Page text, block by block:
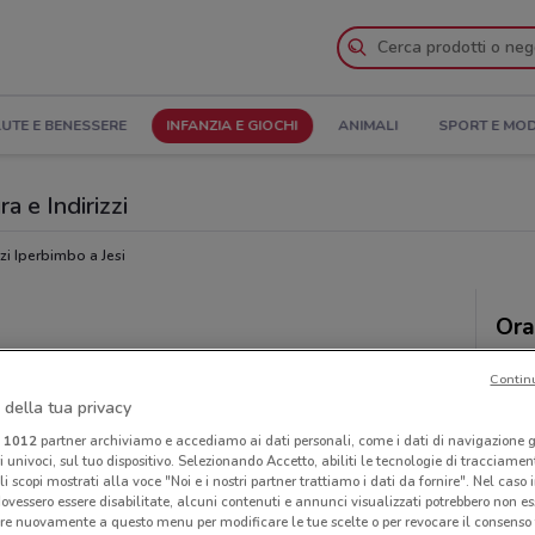
E BENESSERE INFANZIA E GIOCHI ANIMALI SPORT E
e Indirizzi
Iperbimbo a Jesi
della tua privacy
1012partner archiviamo e accediamo ai dati personali, come i dati di navigazione
sul tuo dispositivo. Selezionando Accetto, abiliti le tecnologie di
scopi mostrati alla voce "Noi e i nostri partner trattiamo i dati da fornire". Nel caso
essere disabilitate, alcuni contenuti e annunci visualizzati potrebbero non
nuovamente a questo menu per modificare le tue scelte o per revocare il